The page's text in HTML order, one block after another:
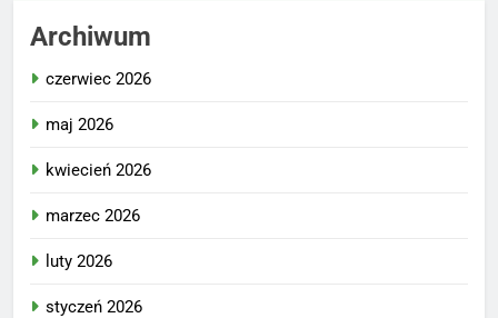
Archiwum
czerwiec 2026
maj 2026
kwiecień 2026
marzec 2026
luty 2026
styczeń 2026